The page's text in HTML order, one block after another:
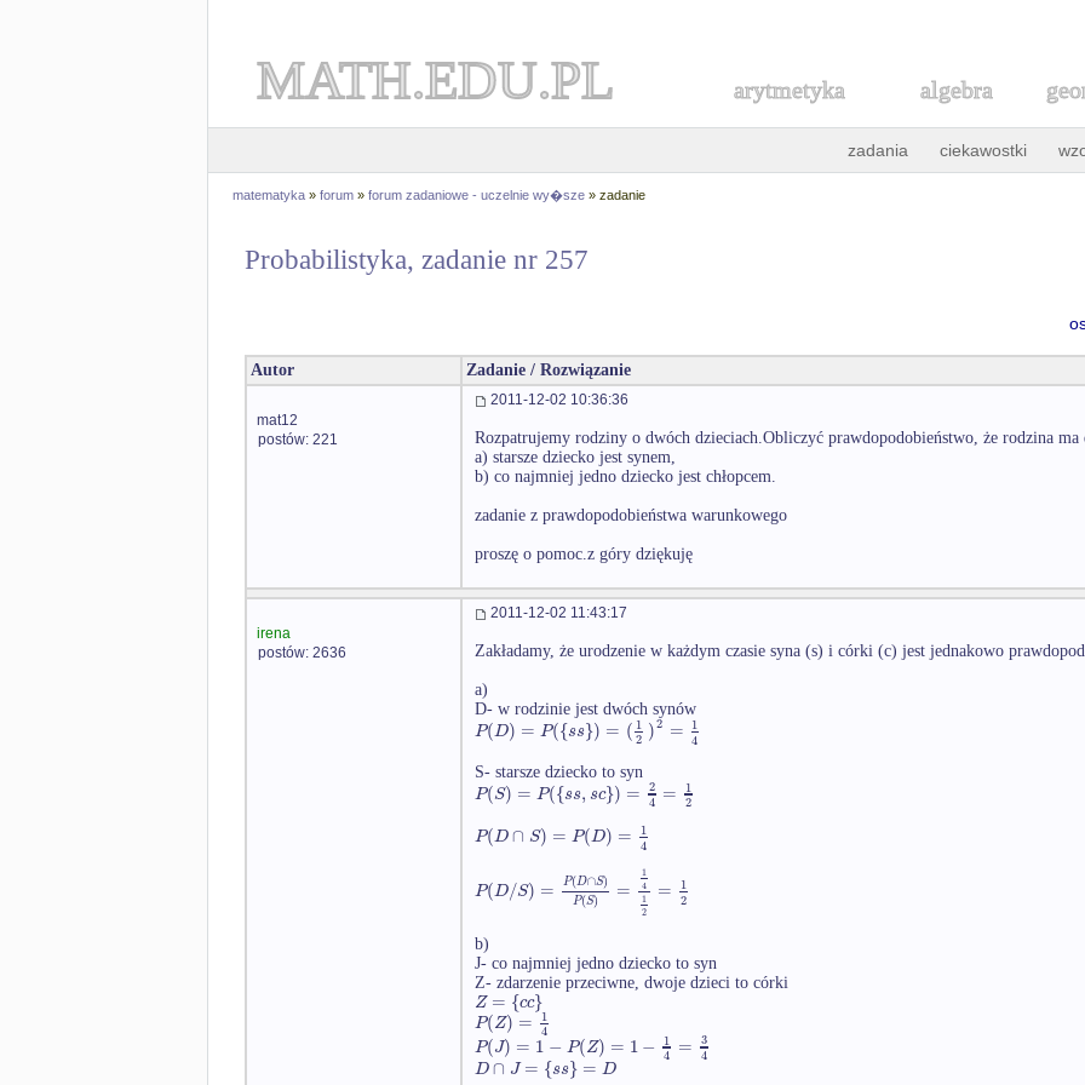
MATH.EDU.PL arytmetyka algebra
zadania ciekawostki
matematyka » forum » forum zadaniowe - uczelnie wy�sze » zadanie
Probabilistyka, zadanie nr 257
Autor Zadanie / Rozwiązanie
mat12
postów: 221
2011-12-02 10:36:36
Rozpatrujemy rodziny o dwóch dzieciach.Obliczyć prawdopodobieństwo, że rodzina
a) starsze dziecko jest synem,
b) co najmniej jedno dziecko jest chłopcem.
zadanie z prawdopodobieństwa warunkowego
proszę o pomoc.z góry dziękuję
irena
postów: 2636
2011-12-02 11:43:17
Zakładamy, że urodzenie w każdym czasie syna (s) i córki (c) jest jednakowo
a)
D- w rodzinie jest dwóch synów
P(D) = P({ss}) = ( 1
2 )2 = 1
4
S- starsze dziecko to syn
P(S) = P({ss,sc}) = 2
4 = 1
2
P(D∩ S) = P(D) = 1
4
P(D/S) = P(D∩S)
P(S) =
1
4
1
2
= 1
2
b)
J- co najmniej jedno dziecko to syn
Z- zdarzenie przeciwne, dwoje dzieci to córki
Z = {cc}
P(Z) = 1
4
P(J) = 1 − P(Z) = 1− 1
4 = 3
4
D∩ J = {ss} = D